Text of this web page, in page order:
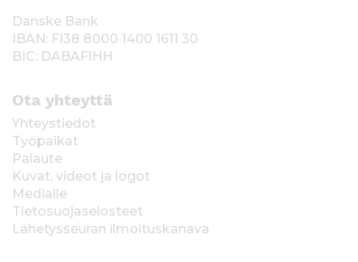
Danske Bank
IBAN: FI38 8000 1400 1611 30
BIC: DABAFIHH
Ota yhteyttä
Yhteystiedot
Työpaikat
Palaute
Kuvat, videot ja logot
Medialle
Tietosuojaselosteet
Lähetysseuran ilmoituskanava